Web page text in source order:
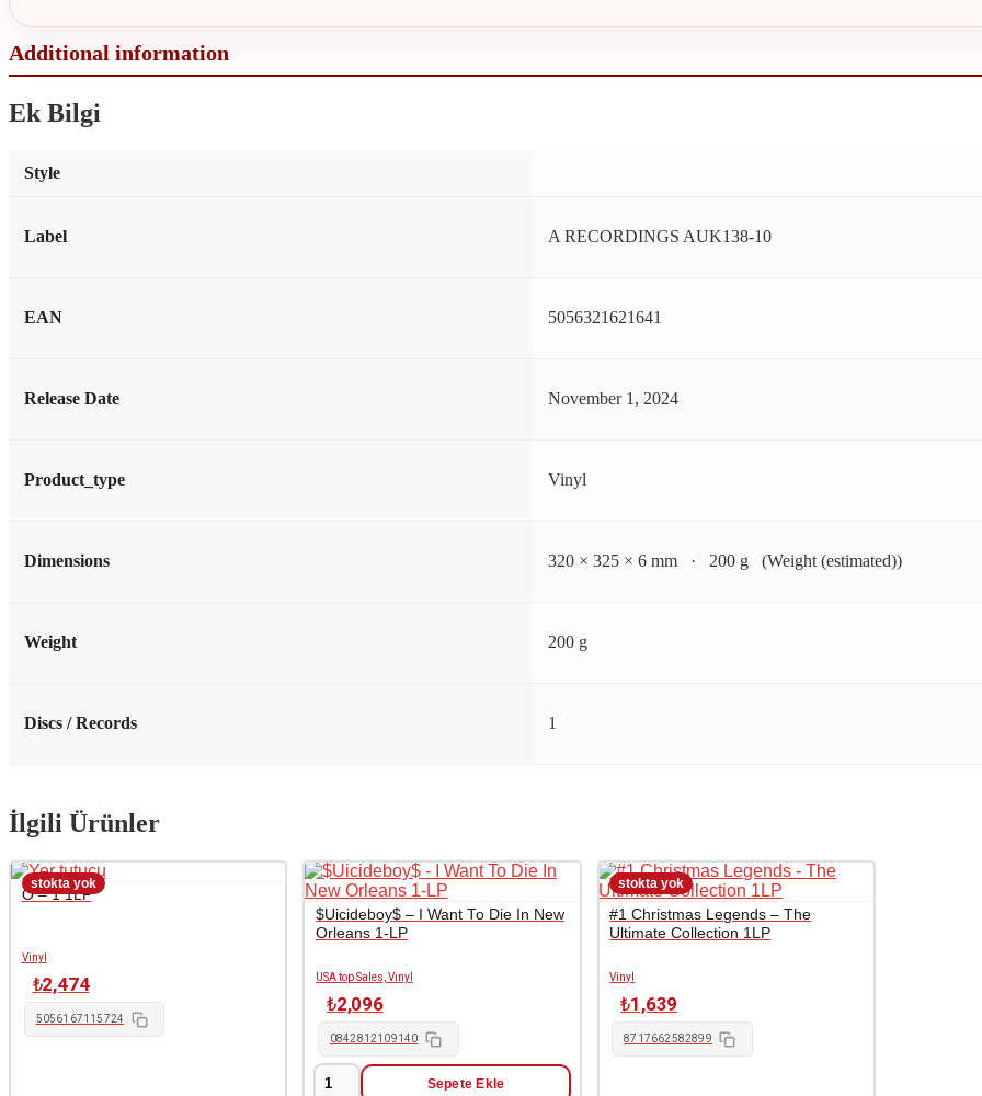
Ek Bilgi
Style
Label A RECORDINGS AUK138-10
EAN 5056321621641
Release Date November 1, 2024
Product_type Vinyl
Dimensions 320 × 325 × 6 mm · 200 g (Weight (estimated))
Weight 200 g
Discs / Records 1
İlgili Ürünler
O – 1 1LP
Vinyl
₺2,474
5056167115724
$Uicideboy$ – I Want To Die In New
Orleans 1-LP
USA top Sales, Vinyl
₺2,096
0842812109140
$Uicideboy$ Sepete Ekle
#1 Christmas Legends – The
Ultimate Collection 1LP
Vinyl
₺1,639
8717662582899